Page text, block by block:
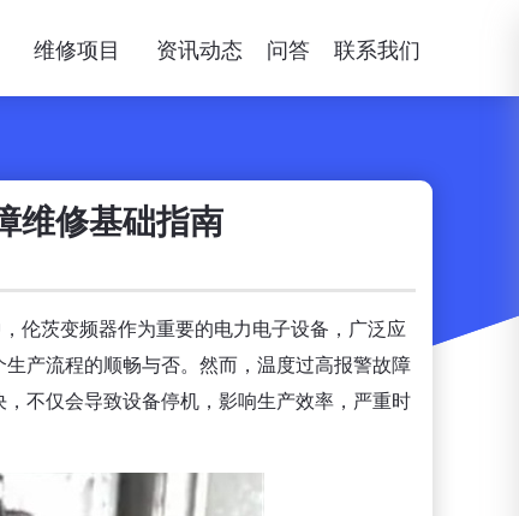
维修项目 资讯动态 问答 联系我们
维修基础指南
伦茨变频器作为重要的电力电子设备，广泛应
产流程的顺畅与否。然而，温度过高报警故障
不仅会导致设备停机，影响生产效率，严重时